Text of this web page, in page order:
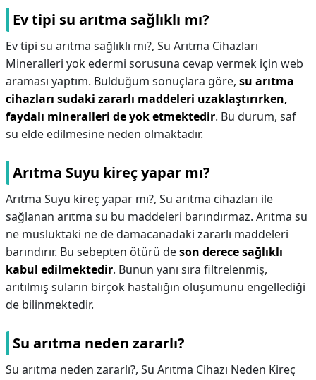
Ev tipi su arıtma sağlıklı mı?
Ev tipi su arıtma sağlıklı mı?, Su Arıtma Cihazları
Mineralleri yok edermi sorusuna cevap vermek için web
araması yaptım. Bulduğum sonuçlara göre, su arıtma
cihazları sudaki zararlı maddeleri uzaklaştırırken,
faydalı mineralleri de yok etmektedir. Bu durum, saf
su elde edilmesine neden olmaktadır.
Arıtma Suyu kireç yapar mı?
Arıtma Suyu kireç yapar mı?, Su arıtma cihazları ile
sağlanan arıtma su bu maddeleri barındırmaz. Arıtma su
ne musluktaki ne de damacanadaki zararlı maddeleri
barındırır. Bu sebepten ötürü deson derece sağlıklı
kabul edilmektedir. Bunun yanı sıra filtrelenmiş,
arıtılmış suların birçok hastalığın oluşumunu engellediği
de bilinmektedir.
Su arıtma neden zararlı?
Su arıtma neden zararlı?, Su Arıtma Cihazı Neden Kireç